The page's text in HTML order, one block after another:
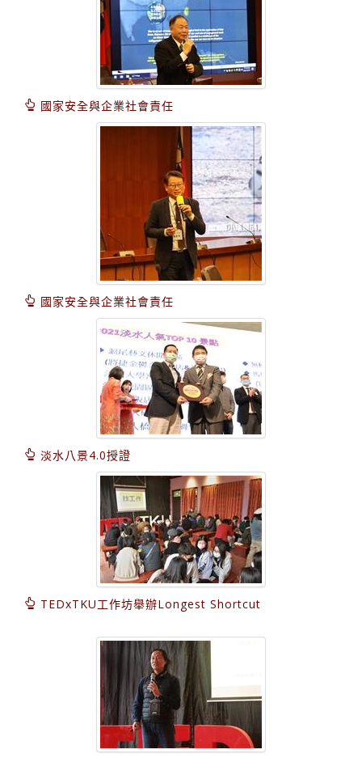
國家安全與企業社會責任
國家安全與企業社會責任
淡水八景4.0授證
TEDxTKU工作坊舉辦Longest Shortcut